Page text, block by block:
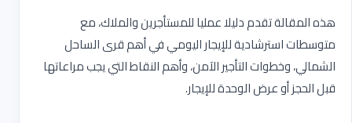
هذه المقالة تقدم دليلا عمليا للمستأجرين والملاك، مع
متوسطات استرشادية للإيجار اليومي في أهم قرى الساحل
الشمالي، وخطوات التأجير الآمن، وأهم النقاط التي يجب مراعاتها
قبل الحجز أو عرض الوحدة للإيجار.